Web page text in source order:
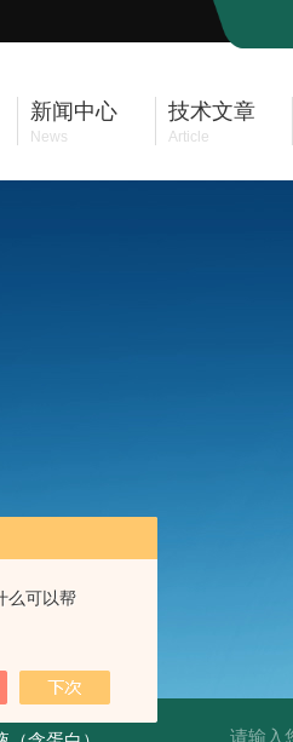
么可以帮
新闻中心
News
技术文章
Article